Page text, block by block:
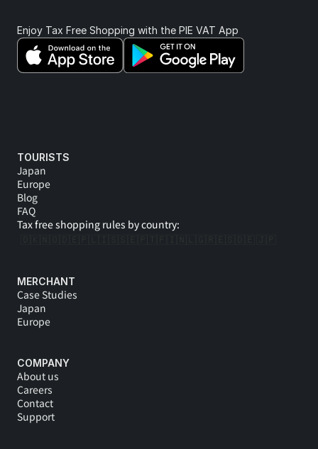
Enjoy Tax Free Shopping with the PIE VAT App
TOURISTS
Japan
Europe
Blog
FAQ
Tax free shopping rules by country:
MERCHANT
Case Studies
Japan
Europe
COMPANY
About us
Careers
Contact
Support